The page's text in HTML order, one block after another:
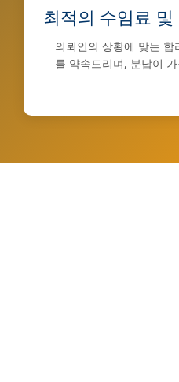
최적의 수임료 및
의뢰인의 상황에 맞는
를 약속드리며, 분납이